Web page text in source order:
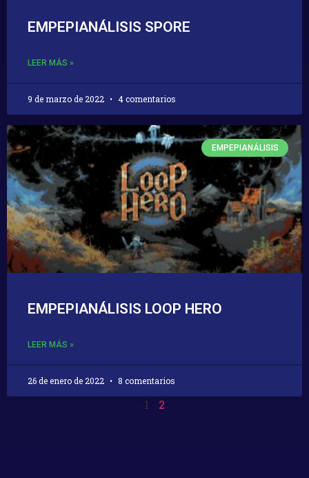
EMPEPIANÁLISIS SPORE
LEER MÁS »
9 de marzo de 2022 4 comentarios
EMPEPIANÁLISIS
EMPEPIANÁLISIS LOOP HERO
LEER MÁS »
26 de enero de 2022 8 comentarios
1 2